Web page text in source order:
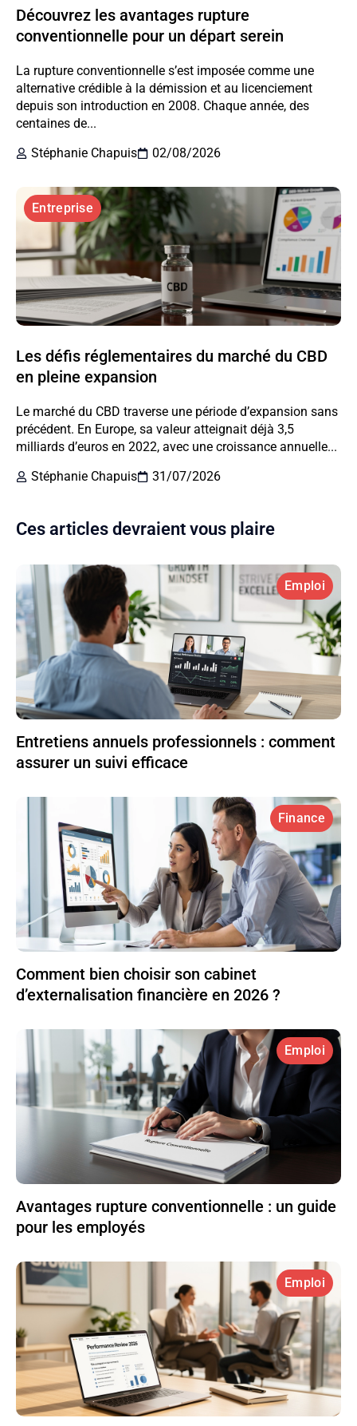
Découvrez les avantages rupture
conventionnelle pour un départ serein
La rupture conventionnelle s’est imposée comme une
alternative crédible à la démission et au licenciement
depuis son introduction en 2008. Chaque année, des
centaines de...
Stéphanie Chapuis
02/08/2026
Entreprise
Les défis réglementaires du marché du CBD
en pleine expansion
Le marché du CBD traverse une période d’expansion sans
précédent. En Europe, sa valeur atteignait déjà 3,5
milliards d’euros en 2022, avec une croissance annuelle...
Stéphanie Chapuis
31/07/2026
Ces articles devraient vous plaire
Emploi
Entretiens annuels professionnels : comment
assurer un suivi efficace
Finance
Comment bien choisir son cabinet
d’externalisation financière en 2026 ?
Emploi
Avantages rupture conventionnelle : un guide
pour les employés
Emploi